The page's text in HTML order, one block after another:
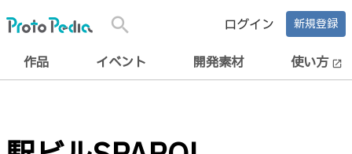
search ログイン 新規登録
作品 イベント 開発素材 使い方 open_in_new